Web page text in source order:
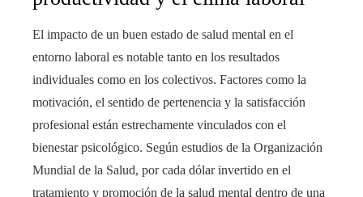
El impacto de un buen estado de salud mental en el
entorno laboral es notable tanto en los resultados
individuales como en los colectivos. Factores como la
motivación, el sentido de pertenencia y la satisfacción
profesional están estrechamente vinculados con el
bienestar psicológico. Según estudios de la Organización
Mundial de la Salud, por cada dólar invertido en el
tratamiento y promoción de la salud mental dentro de una